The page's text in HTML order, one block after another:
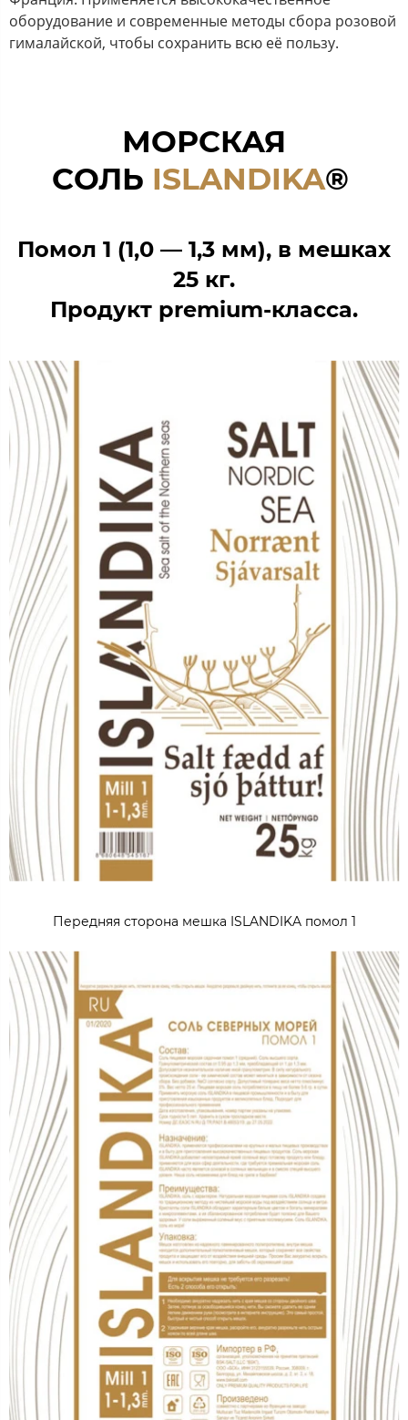
оборудование и современные методы сбора розовой
гималайской, чтобы сохранить всю её пользу.
МОРСКАЯ
СОЛЬ ISLANDIKA®
Помол 1 (1,0 — 1,3 мм), в мешках
25 кг.
Продукт premium-класса.
Передняя сторона мешка ISLANDIKA помол 1